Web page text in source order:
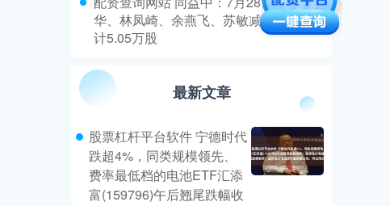
华、林凤崎、余燕飞、苏敏减持股份合
计5.05万股
最新文章
股票杠杆平台软件 宁德时代
跌超4%，同类规模领先、
费率最低档的电池ETF汇添
富(159796)午后翘尾跌幅收